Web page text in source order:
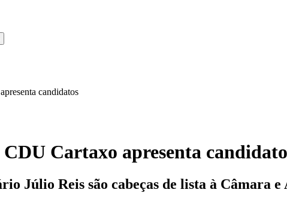
candidatos
Cartaxo apresenta
Júlio Reis são cabeças de lista à Câmara